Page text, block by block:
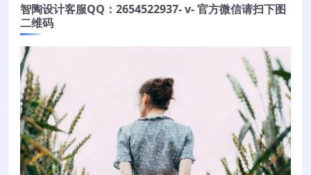
智陶设计客服QQ：2654522937- v- 官方微信请扫下图
二维码